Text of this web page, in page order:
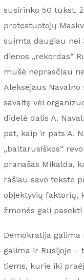
susirinko 50 tūkst.
protestuotojų
suimta daugiau nei
dienos „rekordas“
mušė neprasčiau
Aleksejaus
savaitę vėl
didelė dalis A.
pat, kaip ir pats A.
„baltarusiškos“
pranašas Mikalda,
rašiau savo tekste
objektyvių faktorių,
žmonės gali
Demokratija
galima ir Rusijoje –
tiems, kurie iki